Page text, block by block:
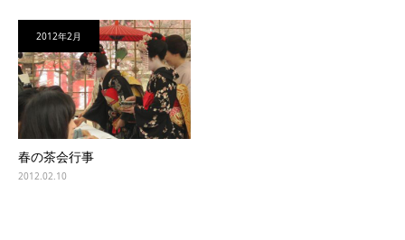
2012年2月
春の茶会行事
2012.02.10